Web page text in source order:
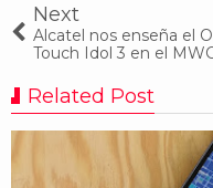
Next
Alcatel nos enseña el
Touch Idol 3 en el
Related Post